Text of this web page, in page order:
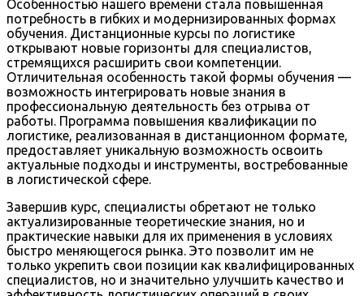
Особенностью нашего времени стала повышенная
потребность в гибких и модернизированных формах
обучения. Дистанционные курсы по логистике
открывают новые горизонты для специалистов,
стремящихся расширить свои компетенции.
Отличительная особенность такой формы обучения —
возможность интегрировать новые знания в
профессиональную деятельность без отрыва от
работы. Программа повышения квалификации по
логистике, реализованная в дистанционном формате,
предоставляет уникальную возможность освоить
актуальные подходы и инструменты, востребованные
в логистической сфере.
Завершив курс, специалисты обретают не только
актуализированные теоретические знания, но и
практические навыки для их применения в условиях
быстро меняющегося рынка. Это позволит им не
только укрепить свои позиции как квалифицированных
специалистов, но и значительно улучшить качество и